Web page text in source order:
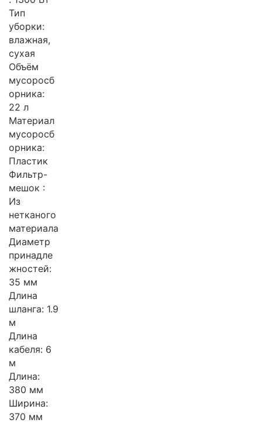
Тип
уборки:
влажная,
сухая
Объём
мусоросб
орника:
22 л
Материал
мусоросб
орника:
Пластик
Фильтр-
мешок :
Из
нетканого
материала
Диаметр
принадле
жностей:
35 мм
Длина
шланга: 1.9
м
Длина
кабеля: 6
м
Длина:
380 мм
Ширина:
370 мм